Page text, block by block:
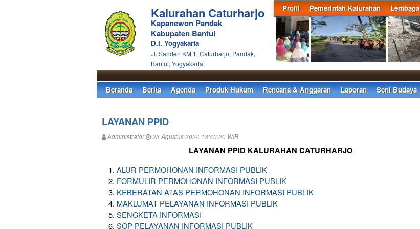
Profil Pemerintah Kalurahan Lembaga
Kalurahan Caturharjo
Kapanewon Pandak
Kabupaten Bantul
D.I. Yogyakarta
Jl. Sanden KM 1, Caturharjo, Pandak,
Bantul, Yogyakarta
Beranda Berita Agenda Produk Hukum Rencana & Anggaran Laporan Seni Budaya
LAYANAN PPID
Administrator 23 Agustus 2024 13:40:20 WIB
LAYANAN PPID KALURAHAN CATURHARJO
ALUR PERMOHONAN INFORMASI PUBLIK
FORMULIR PERMOHONAN INFORMASI PUBLIK
KEBERATAN ATAS PERMOHONAN INFORMASI PUBLIK
MAKLUMAT PELAYANAN INFORMASI PUBLIK
SENGKETA INFORMASI
SOP PELAYANAN INFORMASI PUBLIK